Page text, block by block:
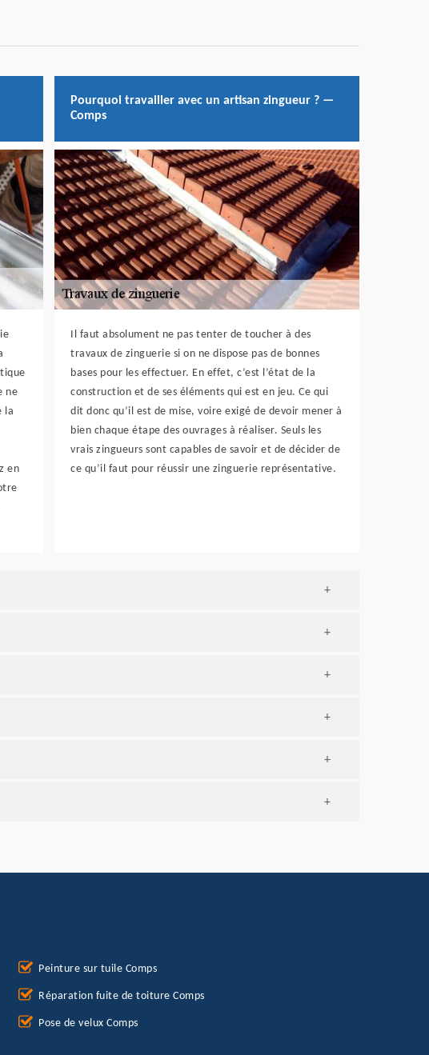
ne
la
en
Pourquoi travailler avec un artisan zingueur ? —
Comps
Il faut absolument ne pas tenter de toucher à des
travaux de zinguerie si on ne dispose pas de bonnes
bases pour les effectuer. En effet, c’est l’état de la
construction et de ses éléments qui est en jeu. Ce qui
dit donc qu’il est de mise, voire exigé de devoir mener à
bien chaque étape des ouvrages à réaliser. Seuls les
vrais zingueurs sont capables de savoir et de décider de
ce qu’il faut pour réussir une zinguerie représentative.
+
+
+
+
+
+
Peinture sur tuile Comps
Réparation fuite de toiture Comps
Pose de velux Comps